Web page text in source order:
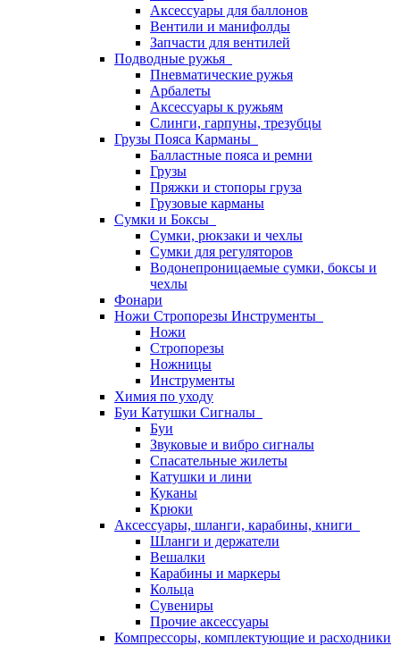
Аксессуары для баллонов
Вентили и манифолды
Запчасти для вентилей
Подводные ружья
Пневматические ружья
Арбалеты
Аксессуары к ружьям
Слинги, гарпуны, трезубцы
Грузы Пояса Карманы
Балластные пояса и ремни
Грузы
Пряжки и стопоры груза
Грузовые карманы
Сумки и Боксы
Сумки, рюкзаки и чехлы
Сумки для регуляторов
Водонепроницаемые сумки, боксы и
чехлы
Фонари
Ножи Стропорезы Инструменты
Ножи
Стропорезы
Ножницы
Инструменты
Химия по уходу
Буи Катушки Сигналы
Буи
Звуковые и вибро сигналы
Спасательные жилеты
Катушки и лини
Куканы
Крюки
Аксессуары, шланги, карабины, книги
Шланги и держатели
Вешалки
Карабины и маркеры
Кольца
Сувениры
Прочие аксессуары
Компрессоры, комплектующие и расходники